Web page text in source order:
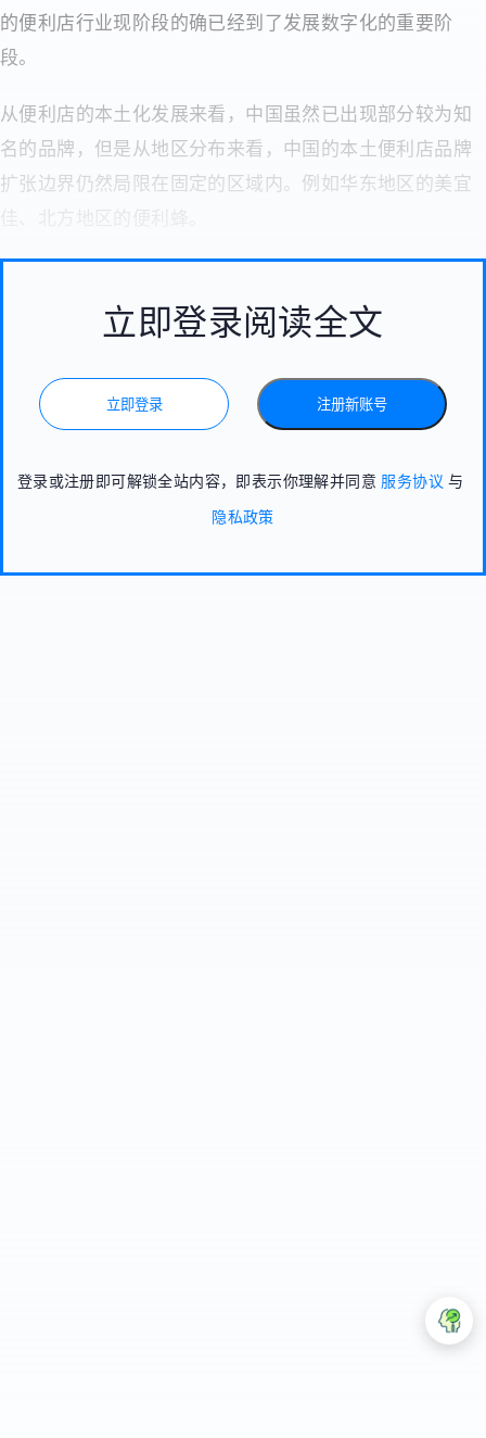
的便利店行业现阶段的确已经到了发展数字化的重要阶
段。
从便利店的本土化发展来看，中国虽然已出现部分较为知
名的品牌，但是从地区分布来看，中国的本土便利店品牌
扩张边界仍然局限在固定的区域内。例如华东地区的美宜
立即登录阅读全文
立即登录 注册新账号
登录或注册即可解锁全站内容，即表示你理解并同意 服务协议 与
隐私政策